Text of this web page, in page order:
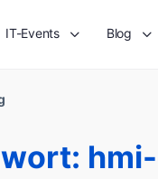
IT-Events Blog